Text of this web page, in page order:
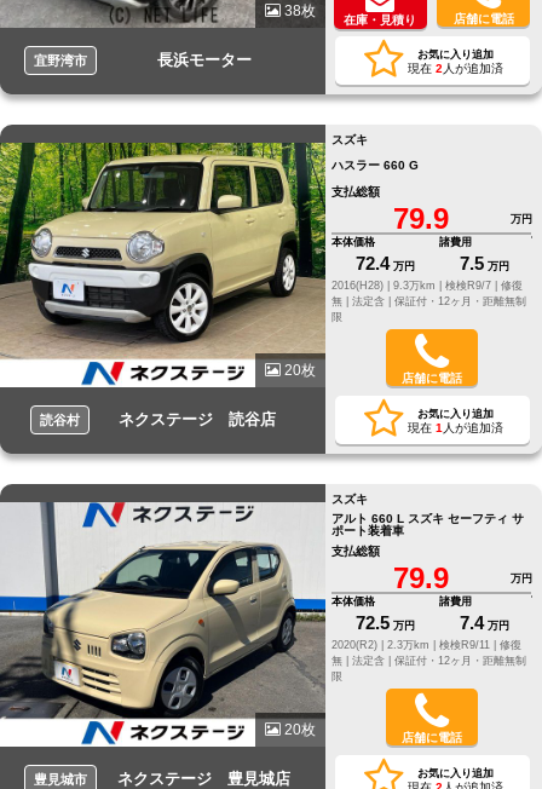
38枚
宜野湾市 長浜モーター
在庫・見積り 店舗に電話
お気に入り追加
現在 2 人が追加済
20枚
読谷村 ネクステージ 読谷店
スズキ
ハスラー 660 G
支払総額
79.9
万円
本体価格
72.4 万円
諸費用
7.5 万円
2016(H28) |
9.3万km | 検検R9/7 | 修復
無 | 法定含 | 保証付・12ヶ月・距離無制
限
店舗に電話
お気に入り追加
現在 1 人が追加済
20枚
豊見城市 ネクステージ 豊見城店
スズキ
アルト 660 L スズキ セーフティ サ
ポート装着車
支払総額
79.9
万円
本体価格
72.5 万円
諸費用
7.4 万円
2020(R2) |
2.3万km | 検検R9/11 | 修復
無 | 法定含 | 保証付・12ヶ月・距離無制
限
店舗に電話
お気に入り追加